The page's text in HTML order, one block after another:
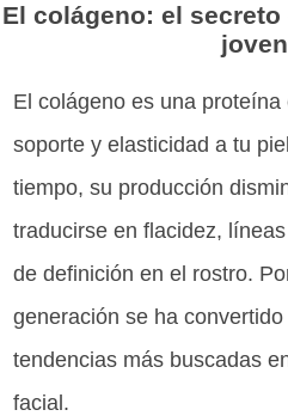
El colágeno: el
joven
El colágeno es una
soporte y elasticidad a tu
tiempo, su producción
traducirse en flacidez,
de definición en el rostro.
generación se ha
tendencias más buscadas
facial.